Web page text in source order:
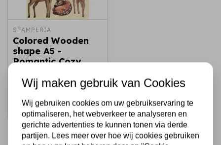
STAMPERIA
Colored Wooden
shape A5 -
Romantic Cozy
€7,25 Op voorraad
Snel toevoegen
Wij maken gebruik van Cookies
Wij gebruiken cookies om uw gebruikservaring te
optimaliseren, het webverkeer te analyseren en
gerichte advertenties te kunnen tonen via derde
partijen. Lees meer over hoe wij cookies gebruiken